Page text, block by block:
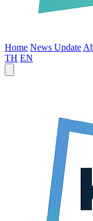
Home News Update
TH EN